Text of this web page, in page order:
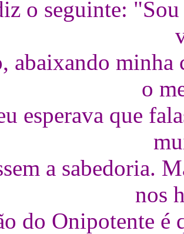
o seguinte:
abaixando minha
o
esperava que
a sabedoria.
nos
do Onipotente é